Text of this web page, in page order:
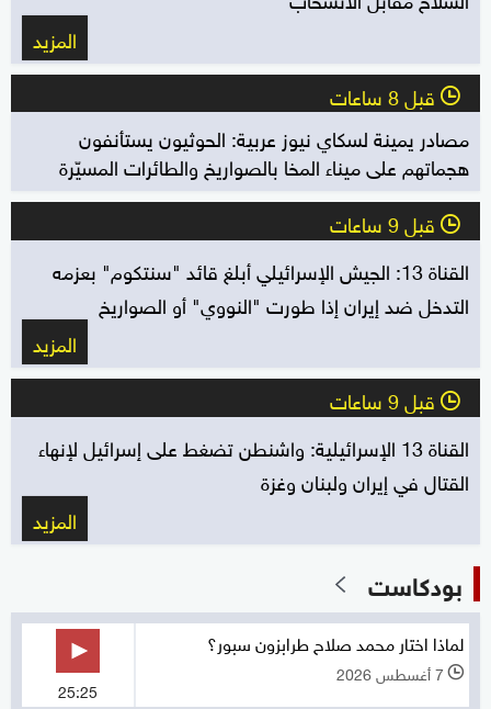
المزيد
l قبل 8 ساعات
مصادر يمينة لسكاي نيوز عربية: الحوثيون يستأنفون
هجماتهم على ميناء المخا بالصواريخ والطائرات المسيّرة
l قبل 9 ساعات
القناة 13: الجيش الإسرائيلي أبلغ قائد "سنتكوم" بعزمه
التدخل ضد إيران إذا طورت "النووي" أو الصواريخ
المزيد
l قبل 9 ساعات
القناة 13 الإسرائيلية: واشنطن تضغط على إسرائيل لإنهاء
القتال في إيران ولبنان وغزة
المزيد
بودكاست
لماذا اختار محمد صلاح طرابزون سبور؟
l 7 أغسطس 2026
25:25